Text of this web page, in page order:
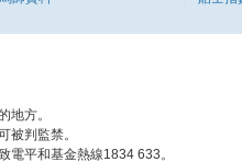
地方。
被判監禁。
電平和基金熱線1834 633。